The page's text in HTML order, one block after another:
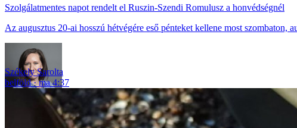
Szolgálatmentes napot rendelt el Ruszin-Szendi Romulusz a honvédségnél
Az augusztus 20-ai hosszú hétvégére eső pénteket kellene most szombaton,
Székely Sarolta
belföld
ma 4:37